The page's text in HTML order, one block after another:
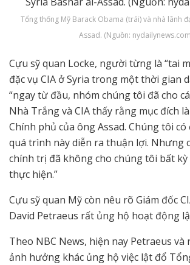
Tổng thống Mỹ Barack Obama (trái) và nhà lãnh
Assad. (Nguồn:
Cựu sỹ quan Locke, người từng là “tai
đặc vụ CIA ở Syria trong một thời gian
“ngay từ đầu, nhóm chúng tôi đã cho
Nhà Trắng và CIA thấy rằng mục đích
Chính phủ của ông Assad. Chúng tôi có
quá trình này diễn ra thuận lợi. Nhưng
chính trị đã không cho chúng tôi bất kỳ
thực hiện.”
Cựu sỹ quan Mỹ còn nêu rõ Giám đốc
David Petraeus rất ủng hộ hoạt động
Theo NBC News, hiện nay Petraeus
ảnh hưởng khác ủng hộ việc lật đổ